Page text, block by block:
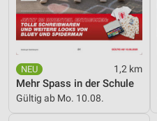
1,2 km
Mehr Spass in der Schule
Gültig ab Mo. 10.08.